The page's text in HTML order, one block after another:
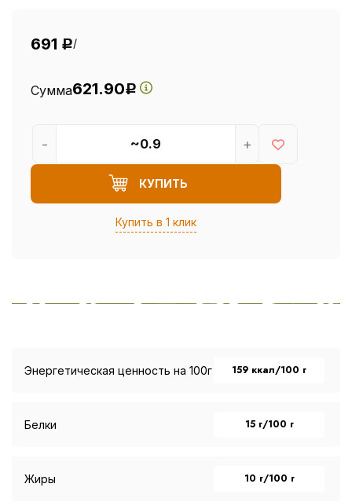
691 Р/
Сумма621.90Р
КУПИТЬ
Купить в 1 клик
- +
Энергетическая ценность на 100г 159 ккал/100 г
Белки 15 г/100 г
Жиры 10 г/100 г